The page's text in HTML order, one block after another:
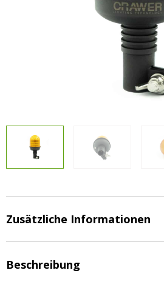
LED Beleuchtungssets
Kostenlose Lichtplanung
Agrarled Blog
Kontakt
+49(0)1520 5391500
Vorteilsverpackungen
LED Beleuchtungssets
Kostenlose Lichtplanung
Zusätzliche Informationen
Beschreibung